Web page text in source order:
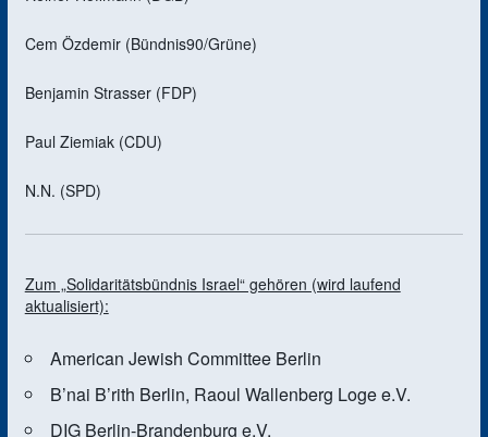
Cem Özdemir (Bündnis90/Grüne)
Benjamin Strasser (FDP)
Paul Ziemiak (CDU)
N.N. (SPD)
Zum „Solidaritätsbündnis Israel“ gehören (wird laufend
aktualisiert):
American Jewish Committee Berlin
B’nai B’rith Berlin, Raoul Wallenberg Loge e.V.
DIG Berlin-Brandenburg e.V.